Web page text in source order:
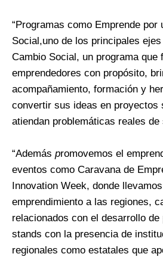
“Programas como Emprende por
Social,uno de los principales
Cambio Social, un programa que
emprendedores con propósito,
acompañamiento, formación y
convertir sus ideas en proyectos
atiendan problemáticas reales de
“Además promovemos el
eventos como Caravana de
Innovation Week, donde
emprendimiento a las regiones,
relacionados con el desarrollo
stands con la presencia de
regionales como estatales que